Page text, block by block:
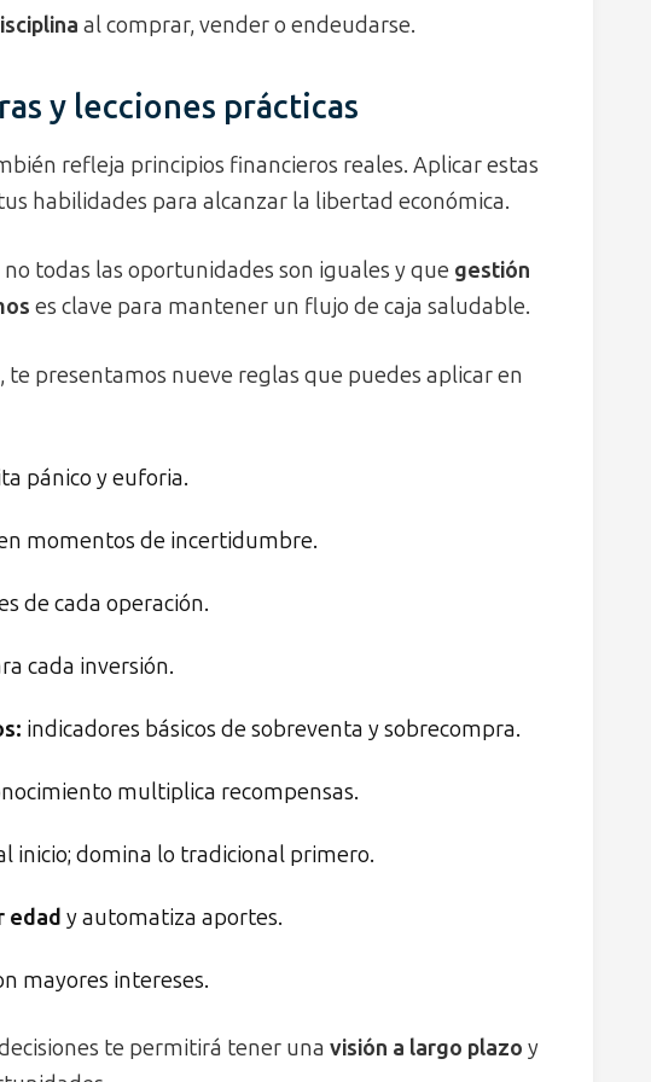
al comprar, vender o endeudarse.
y lecciones prácticas
refleja principios financieros reales. Aplicar estas
habilidades para alcanzar la libertad económica.
todas las oportunidades son iguales y que gestión
es clave para mantener un flujo de caja saludable.
te presentamos nueve reglas que puedes aplicar en
pánico y euforia.
momentos de incertidumbre.
de cada operación.
cada inversión.
indicadores básicos de sobreventa y sobrecompra.
multiplica recompensas.
inicio; domina lo tradicional primero.
edad y automatiza aportes.
mayores intereses.
te permitirá tener una visión a largo plazo y